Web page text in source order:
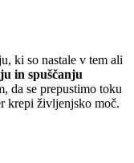
ki so nastale v tem ali
in spuščanju
da se prepustimo toku
krepi življenjsko moč.